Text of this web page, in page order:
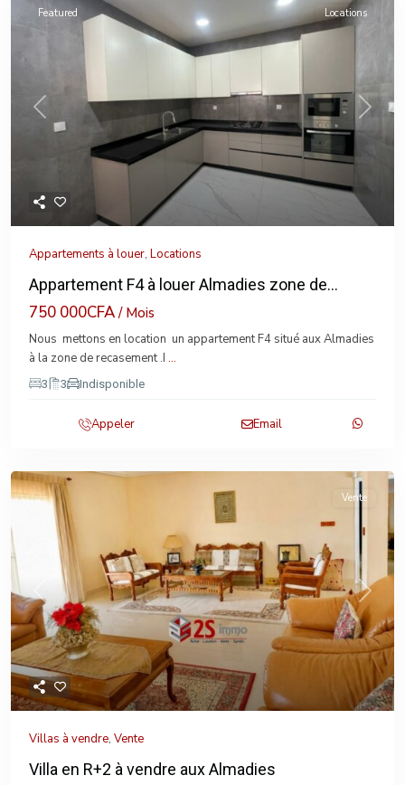
Previous Next
Featured Locations
Appartements à louer, Locations
Appartement F4 à louer Almadies zone de...
750 000CFA/ Mois
Nous mettons en location un appartement F4 situé aux Almadies
à la zone de recasement .I ...
3 3 Indisponible
Appeler Email
Previous Next
Vente
Villas à vendre, Vente
Villa en R+2 à vendre aux Almadies